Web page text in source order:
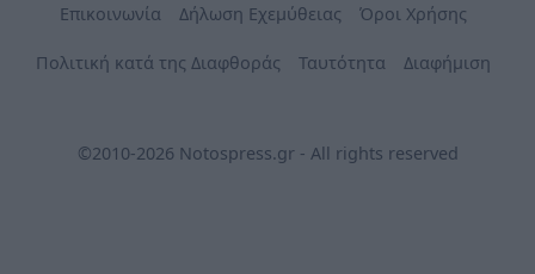
Επικοινωνία Δήλωση Εχεμύθειας Όροι Χρήσης
Πολιτική κατά της Διαφθοράς Ταυτότητα Διαφήμιση
©2010-2026 Notospress.gr - All rights reserved